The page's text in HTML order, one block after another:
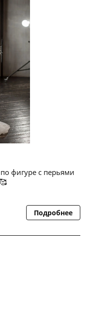
фигуре с перьями
Подробнее